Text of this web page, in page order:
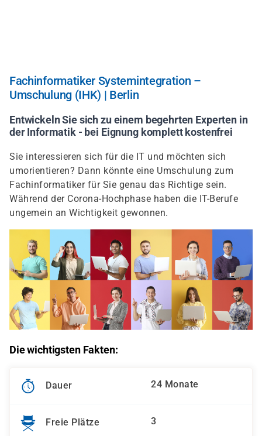
Fachinformatiker Systemintegration –
Umschulung (IHK) | Berlin
Entwickeln Sie sich zu einem begehrten Experten in
der Informatik - bei Eignung komplett kostenfrei
Sie interessieren sich für die IT und möchten sich
umorientieren? Dann könnte eine Umschulung zum
Fachinformatiker für Sie genau das Richtige sein.
Während der Corona-Hochphase haben die IT-Berufe
ungemein an Wichtigkeit gewonnen.
Die wichtigsten Fakten:
Dauer 24 Monate
Freie Plätze 3